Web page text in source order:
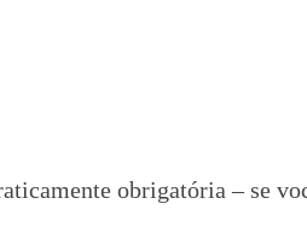
obrigatória – se